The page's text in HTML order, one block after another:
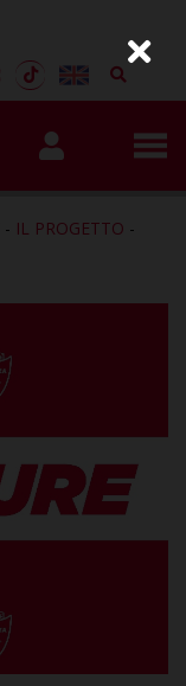
- IL PROGETTO -